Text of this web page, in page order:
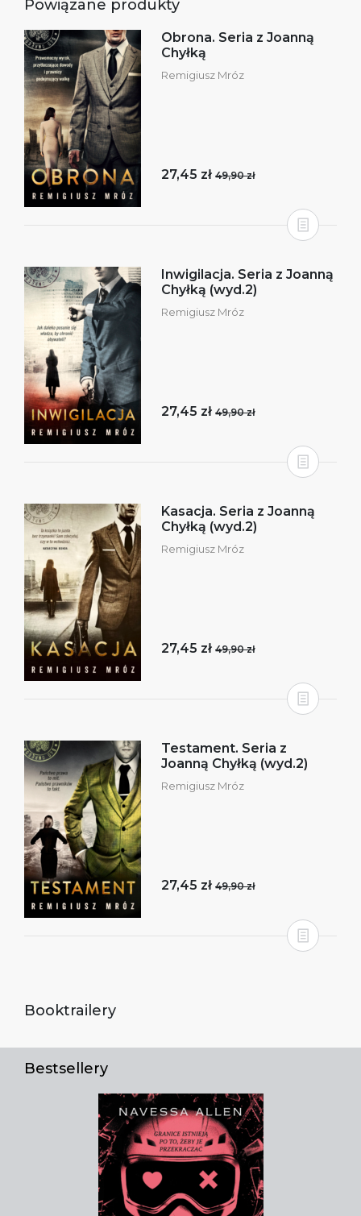
Powiązane produkty
Obrona. Seria z Joanną
Chyłką
Remigiusz Mróz
27,45 zł 49,90 zł
Inwigilacja. Seria z Joanną
Chyłką (wyd.2)
Remigiusz Mróz
27,45 zł 49,90 zł
Kasacja. Seria z Joanną
Chyłką (wyd.2)
Remigiusz Mróz
27,45 zł 49,90 zł
Testament. Seria z
Joanną Chyłką (wyd.2)
Remigiusz Mróz
27,45 zł 49,90 zł
Booktrailery
Bestsellery